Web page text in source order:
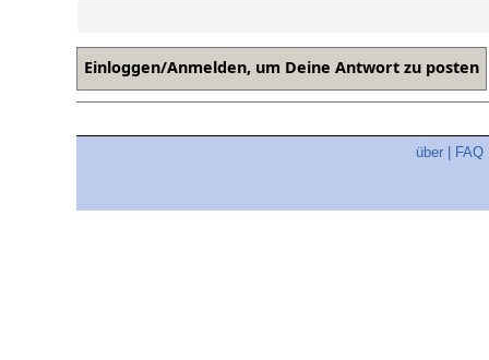
über FAQ